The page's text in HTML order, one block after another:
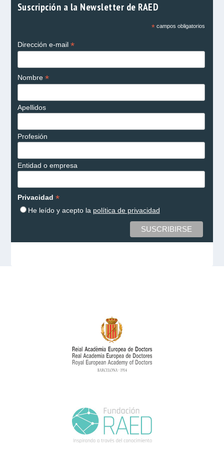
Suscripción a la Newsletter de RAED
*campos obligatorios
Dirección e-mail *
Nombre *
Apellidos
Profesión
Entidad o empresa
Privacidad *
He leído y acepto la política de privacidad